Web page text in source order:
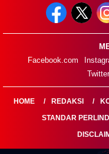
Facebook.com
HOME REDAKSI
STANDAR